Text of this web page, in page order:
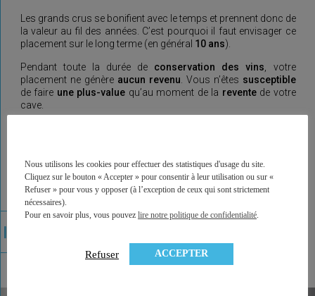
Les grands crus se bonifient avec le temps et prennent donc de
la valeur au fil des années. C’est pourquoi il faut envisager ce
placement sur le long terme (en général 10 ans).
Pendant toute la durée de conservation des vins , votre
placement ne génère aucun revenu . Vous n’êtes susceptible
de faire une plus-value qu’au moment de la reventede votre
cave.
Nous utilisons les cookies pour effectuer des statistiques d'usage du site.
Cliquez sur le bouton « Accepter » pour consentir à leur utilisation ou sur «
Refuser » pour vous y opposer (à l’exception de ceux qui sont strictement
nécessaires).
Pour en savoir plus, vous pouvez lire notre politique de confidentialité.
Refuser ACCEPTER